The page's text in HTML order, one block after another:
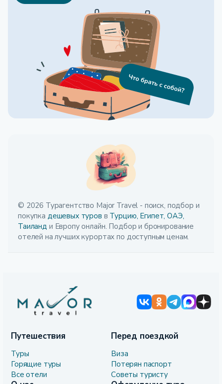
© 2026 Турагентство Major Travel - поиск, подбор и
покупка дешевых туров в Турцию, Египет, ОАЭ,
Таиланд и Европу онлайн. Подбор и бронирование
отелей на лучших курортах по доступным ценам.
Путешествия
Туры
Горящие туры
Все отели
Перед поездкой
Виза
Потерян паспорт
Советы туристу